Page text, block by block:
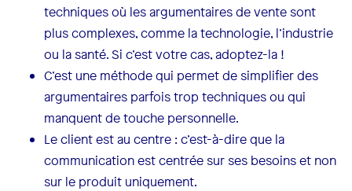
techniques où les argumentaires de vente sont
plus complexes, comme la technologie, l’industrie
ou la santé. Si c’est votre cas, adoptez-la !
C’est une méthode qui permet de simplifier des
argumentaires parfois trop techniques ou qui
manquent de touche personnelle.
Le client est au centre : c’est-à-dire que la
communication est centrée sur ses besoins et non
sur le produit uniquement.